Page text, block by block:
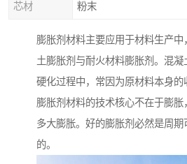
芯材 粉末
膨胀剂材料主要应用于材料生产
土膨胀剂与耐火材料膨胀剂。混
硬化过程中，常因为原材料本身的
膨胀剂材料的技术核心不在于膨胀
多大膨胀。好的膨胀剂必然是周
的。